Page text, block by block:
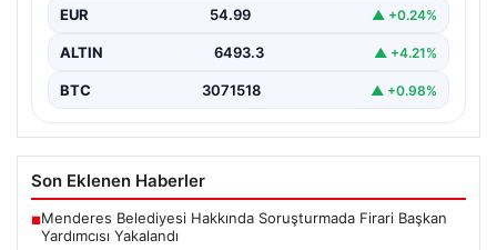
EUR 54.99 ▲ +0.24%
ALTIN 6493.3 ▲ +4.21%
BTC 3071518 ▲ +0.98%
Son Eklenen Haberler
■Menderes Belediyesi Hakkında Soruşturmada Firari Başkan
Yardımcısı Yakalandı